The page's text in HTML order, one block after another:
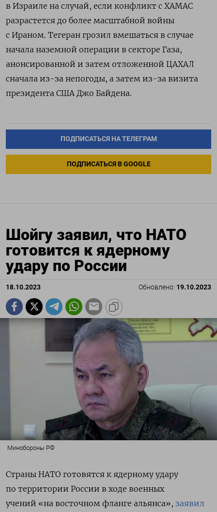
в Израиле на случай, если конфликт с ХАМАС
разрастется до более масштабной войны
с Ираном. Тегеран грозил вмешаться в случае
начала наземной операции в секторе Газа,
анонсированной и затем отложенной ЦАХАЛ
сначала из-за непогоды, а затем из-за визита
президента США Джо Байдена.
ПОДПИСАТЬСЯ НА ТЕЛЕГРАМ
ПОДПИСАТЬСЯ В GOOGLE
Шойгу заявил, что НАТО
готовится к ядерному
удару по России
18.10.2023 Обновлено: 19.10.2023
Минобороны РФ
Страны НАТО готовятся к ядерному удару
по территории России в ходе военных
учений «на восточном фланге альянса», заявил